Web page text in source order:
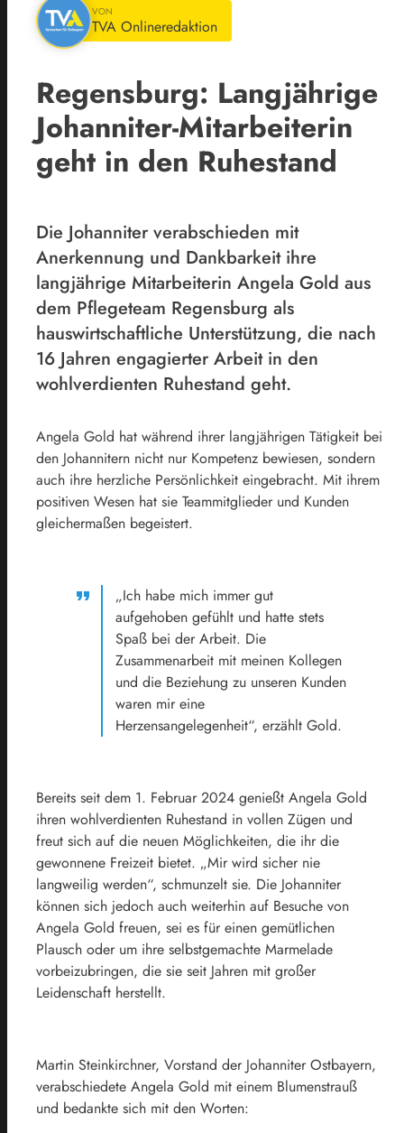
VON
TVA Onlineredaktion
Regensburg: Langjährige
Johanniter-Mitarbeiterin
geht in den Ruhestand
Die Johanniter verabschieden mit
Anerkennung und Dankbarkeit ihre
langjährige Mitarbeiterin Angela Gold aus
dem Pflegeteam Regensburg als
hauswirtschaftliche Unterstützung, die nach
16 Jahren engagierter Arbeit in den
wohlverdienten Ruhestand geht.
Angela Gold hat während ihrer langjährigen Tätigkeit bei
den Johannitern nicht nur Kompetenz bewiesen, sondern
auch ihre herzliche Persönlichkeit eingebracht. Mit ihrem
positiven Wesen hat sie Teammitglieder und Kunden
gleichermaßen begeistert.
„Ich habe mich immer gut
aufgehoben gefühlt und hatte stets
Spaß bei der Arbeit. Die
Zusammenarbeit mit meinen Kollegen
und die Beziehung zu unseren Kunden
waren mir eine
Herzensangelegenheit“, erzählt Gold.
Bereits seit dem 1. Februar 2024 genießt Angela Gold
ihren wohlverdienten Ruhestand in vollen Zügen und
freut sich auf die neuen Möglichkeiten, die ihr die
gewonnene Freizeit bietet. „Mir wird sicher nie
langweilig werden“, schmunzelt sie. Die Johanniter
können sich jedoch auch weiterhin auf Besuche von
Angela Gold freuen, sei es für einen gemütlichen
Plausch oder um ihre selbstgemachte Marmelade
vorbeizubringen, die sie seit Jahren mit großer
Leidenschaft herstellt.
Martin Steinkirchner, Vorstand der Johanniter Ostbayern,
verabschiedete Angela Gold mit einem Blumenstrauß
und bedankte sich mit den Worten: